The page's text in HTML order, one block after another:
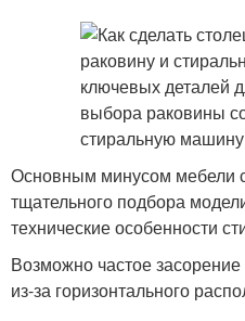
Основным минусом мебели
тщательного подбора
технические особенности
Возможно частое
из-за горизонтального